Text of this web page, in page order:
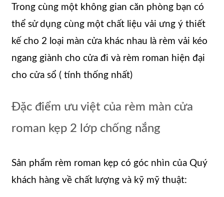
Trong cùng một không gian căn phòng bạn có
thể sử dụng cùng một chất liệu vải ưng ý thiết
kế cho 2 loại màn cửa khác nhau là rèm vải kéo
ngang giành cho cửa đi và rèm roman hiện đại
cho cửa sổ ( tính thống nhất)
Đặc điểm ưu việt của rèm màn cửa
roman kẹp 2 lớp chống nắng
Sản phẩm rèm roman kẹp có góc nhìn của Quý
khách hàng về chất lượng và kỹ mỹ thuật: